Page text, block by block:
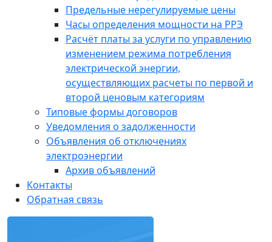
Предельные нерегулируемые цены
Часы определения мощности на РРЭ
Расчёт платы за услуги по управлению
изменением режима потребления
электрической энергии,
осуществляющих расчеты по первой и
второй ценовым категориям
Типовые формы договоров
Уведомления о задолженности
Объявления об отключениях
электроэнергии
Архив объявлений
Контакты
Обратная связь